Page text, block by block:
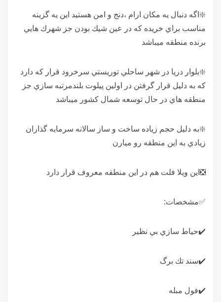
❇️اگه دنبال يه مكان ارام ،دنج و امن هستيد اين يه گزينه
مناسب براي خريده كه در عين شيك بودن جز شهرك هايي
برنده منطقه ميباشد
❇️بلوار دريا در شهر ساحلي توريستي سرخرود قرار كه دارد
كه به دليل قرار گرفتن در اولين پيلوت بلندمرتبه سازي جز
منطقه هاي در حال توسعه شمال كشور ميباشد
❇️به دليل حجم زياده ساخت و ساز سالانه سرمايه گذاران
زيادي به اين منطقه رو ميارن
❎اين ويلا فلت هم در اين منطقه معروف قرار دارد
✅مشخصات:
✔️حياط سازي بي نظير
✔️سند تك برگ
✔️فول مبله